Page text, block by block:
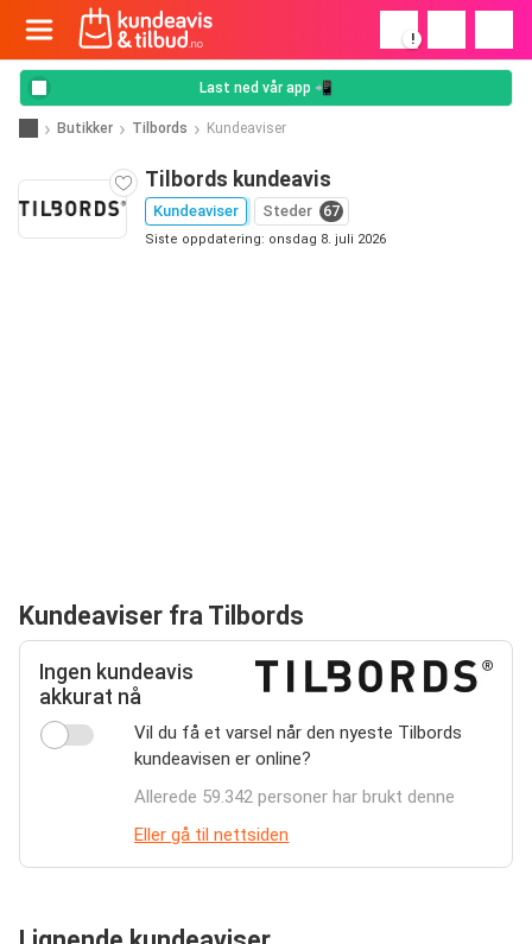
!
Last ned vår app 📲
Butikker Tilbords Kundeaviser
Tilbords kundeavis
Kundeaviser Steder 67
Siste oppdatering: onsdag 8. juli 2026
Kundeaviser fra Tilbords
Ingen kundeavis
akkurat nå
Vil du få et varsel når den nyeste Tilbords
kundeavisen er online?
Allerede 59.342 personer har brukt denne
Eller gå til nettsiden